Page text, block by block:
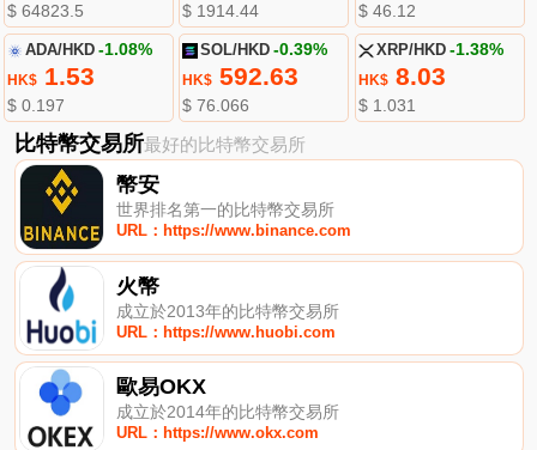
$ 64823.5 $ 1914.44 $ 46.12
ADA/HKD -1.08%
HK$1.53
$ 0.197
SOL/HKD -0.39%
HK$ 592.63
$ 76.066
XRP/HKD -1.38%
HK$8.03
$ 1.031
比特幣交易所最好的比特幣交易所
幣安
世界排名第一的比特幣交易所
URL：https://www.binance.com
火幣
成立於2013年的比特幣交易所
URL：https://www.huobi.com
歐易OKX
成立於2014年的比特幣交易所
URL：https://www.okx.com